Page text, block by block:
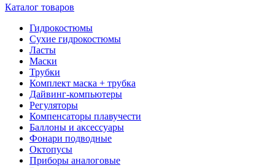
Каталог товаров
Гидрокостюмы
Сухие гидрокостюмы
Ласты
Маски
Трубки
Комплект маска + трубка
Дайвинг-компьютеры
Регуляторы
Компенсаторы плавучести
Баллоны и аксессуары
Фонари подводные
Октопусы
Приборы аналоговые